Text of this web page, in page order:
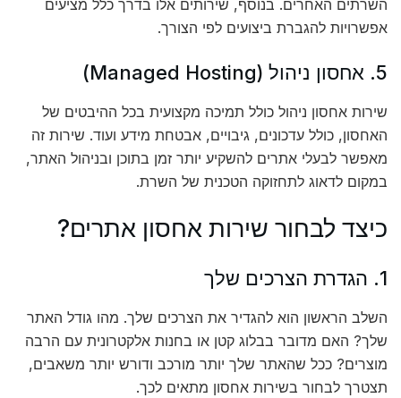
השרתים האחרים. בנוסף, שירותים אלו בדרך כלל מציעים
אפשרויות להגברת ביצועים לפי הצורך.
5. אחסון ניהול (Managed Hosting)
שירות אחסון ניהול כולל תמיכה מקצועית בכל ההיבטים של
האחסון, כולל עדכונים, גיבויים, אבטחת מידע ועוד. שירות זה
מאפשר לבעלי אתרים להשקיע יותר זמן בתוכן ובניהול האתר,
במקום לדאוג לתחזוקה הטכנית של השרת.
כיצד לבחור שירות אחסון אתרים?
1. הגדרת הצרכים שלך
השלב הראשון הוא להגדיר את הצרכים שלך. מהו גודל האתר
שלך? האם מדובר בבלוג קטן או בחנות אלקטרונית עם הרבה
מוצרים? ככל שהאתר שלך יותר מורכב ודורש יותר משאבים,
תצטרך לבחור בשירות אחסון מתאים לכך.